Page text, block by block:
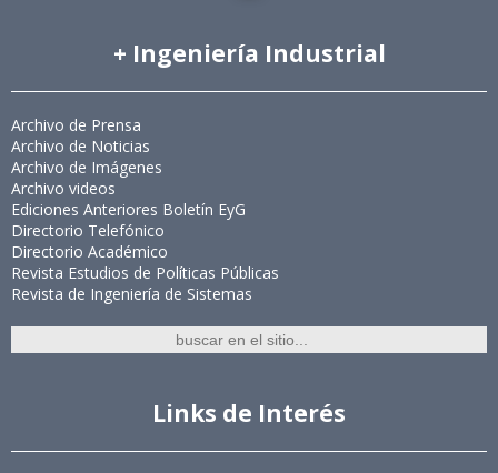
+ Ingeniería Industrial
Archivo de Prensa
Archivo de Noticias
Archivo de Imágenes
Archivo videos
Ediciones Anteriores Boletín EyG
Directorio Telefónico
Directorio Académico
Revista Estudios de Políticas Públicas
Revista de Ingeniería de Sistemas
Links de Interés